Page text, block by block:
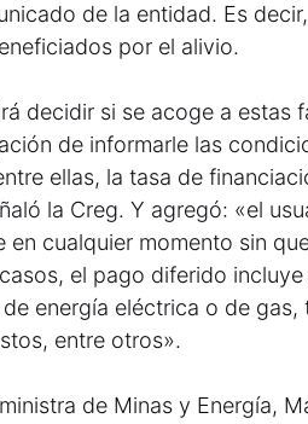
de la entidad. Es
por el alivio.
decidir si se acoge a estas
de informarle las
ellas, la tasa de
la Creg. Y agregó: «el
en cualquier momento sin
el pago diferido
energía eléctrica o de
entre otros».
de Minas y Energía,